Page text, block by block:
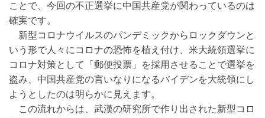
ことで、今回の不正選挙に中国共産党が関わっているのは
確実です。
新型コロナウイルスのパンデミックからロックダウンと
いう形で人々にコロナの恐怖を植え付け、米大統領選挙に
コロナ対策として「郵便投票」を採用させることで選挙を
盗み、中国共産党の言いなりになるバイデンを大統領にし
ようとしたのは明らかに見えます。
この流れからは、武漢の研究所で作り出された新型コロ